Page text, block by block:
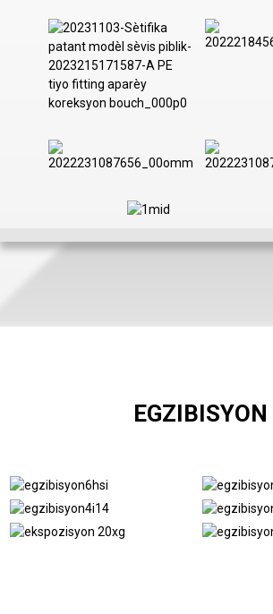
EGZIBISYON